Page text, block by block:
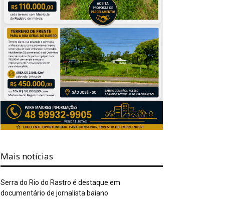
Mais notícias
Serra do Rio do Rastro é destaque em
documentário de jornalista baiano